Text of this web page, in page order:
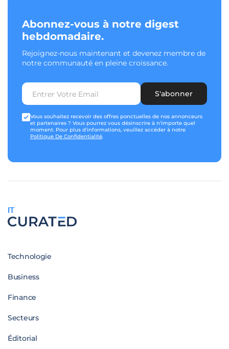
Abonnez-vous à notre digest
hebdomadaire.
Rejoignez-nous maintenant et devenez membre de
notre communauté en pleine croissance.
S'abonner
Vous souhaitez recevoir des offres ponctuelles de nos annonceurs
et partenaires ? Vous pourrez vous désinscrire à n'importe quel
moment. Pour plus d'informations, veuillez accéder à notre
Politique De Confidentialité.
IT
Technologie
Business
Finance
Secteurs
Éditorial